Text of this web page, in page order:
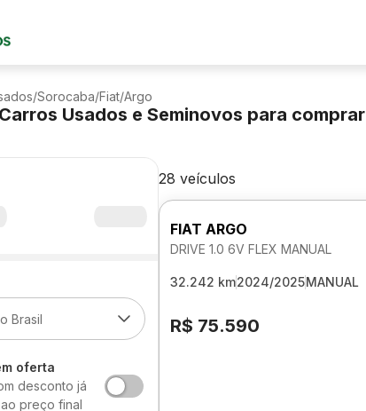
/Sorocaba/Fiat/Argo
Usados e Seminovos para comprar
oferta
desconto já
preço final
28 veículos
FIAT ARGO
DRIVE 1.0 6V FLEX MANUAL
32.242 km2024/2025MANUAL
R$ 75.590